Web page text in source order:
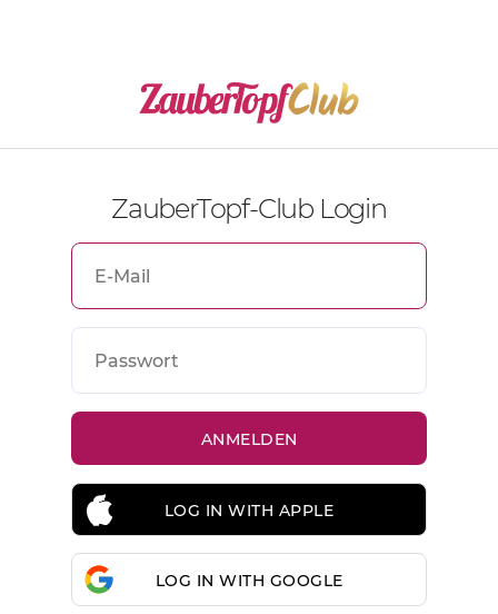
ZauberTopf-Club Login
LOG IN WITH APPLE
LOG IN WITH GOOGLE